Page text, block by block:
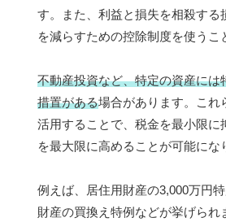
す。また、利益と損失を相殺する
を減らすための控除制度を使うこ
不動産投資など、特定の資産には
措置がある場合があります。これ
活用することで、税金を最小限に
を最大限に高めることが可能にな
例えば、居住用財産の3,000万円
財産の買換え特例などが挙げられ